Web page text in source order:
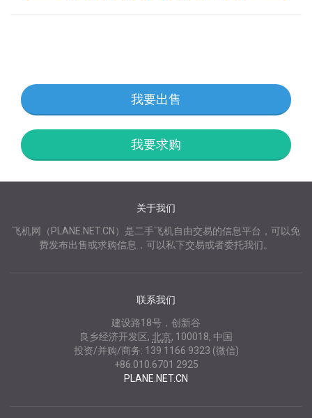
我要出售
我要求购
关于我们
飞机网（PLANE.NET.CN）是二手飞机自由交易的信息平台，可以免
费发布出售或求购信息，可以私下交易或者委托我们。
联系我们
建设路18号，创新谷
良乡经济开发区, 北京, 100018, 中国
投资/并购/商务: 139 1166 9323 (微信)
+86.010.6701 2925
PLANE.NET.CN